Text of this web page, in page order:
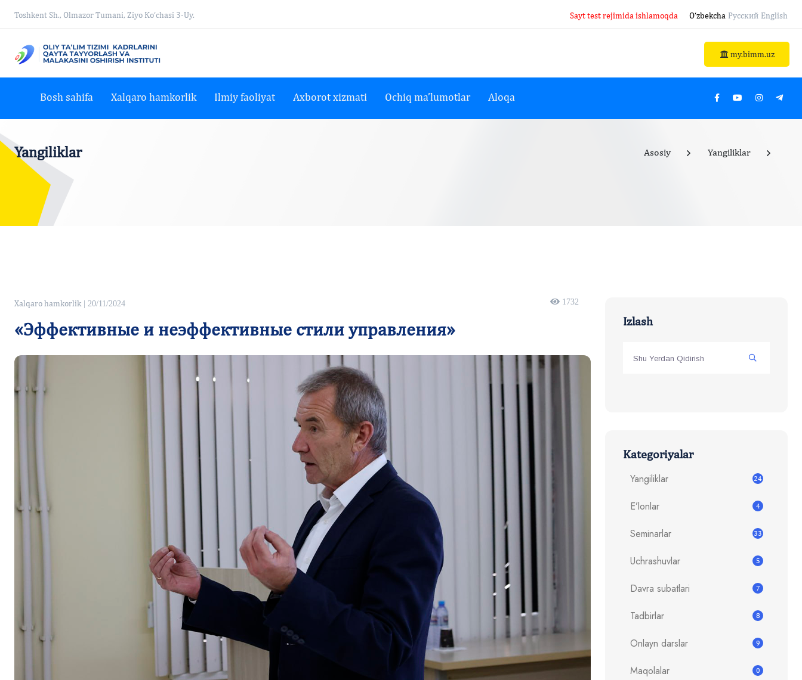
Toshkent Sh., Olmazor Tumani, Ziyo Ko‘chasi 3-Uy. Sayt test rejimida ishlamoqda O‘zbekcha Русский English
my.bimm.uz
Bosh sahifa Xalqaro hamkorlik Ilmiy faoliyat Axborot xizmati Ochiq ma’lumotlar Aloqa
Yangiliklar Asosiy Yangiliklar
Xalqaro hamkorlik| 20/11/2024 1732
«Эффективные и неэффективные стили управления» Izlash
Kategoriyalar
Yangiliklar
24
E’lonlar 4
Seminarlar 33
Uchrashuvlar 5
Davra subatlari 7
Tadbirlar 8
Onlayn darslar 9
Maqolalar 0